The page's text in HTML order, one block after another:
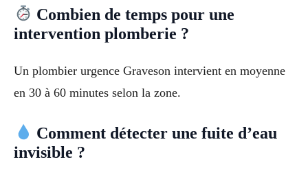
Combien de temps pour une
intervention plomberie ?
Un plombier urgence Graveson intervient en moyenne
en 30 à 60 minutes selon la zone.
Comment détecter une fuite d’eau
invisible ?